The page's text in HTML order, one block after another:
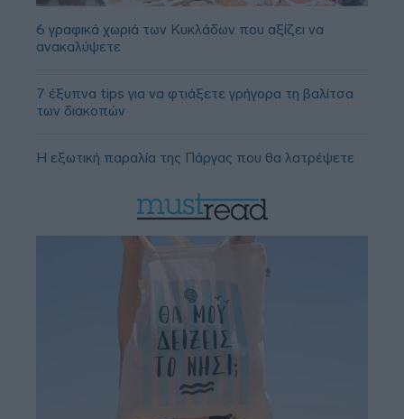
6 γραφικά χωριά των Κυκλάδων που αξίζει να
ανακαλύψετε
7 έξυπνα tips για να φτιάξετε γρήγορα τη βαλίτσα
των διακοπών
Η εξωτική παραλία της Πάργας που θα λατρέψετε